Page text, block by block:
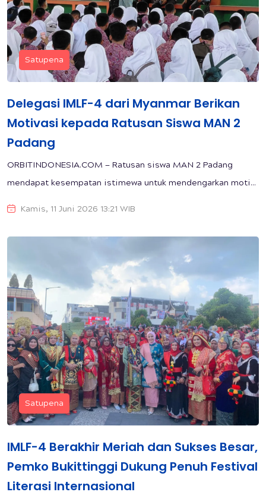
Satupena
Delegasi IMLF-4 dari Myanmar Berikan
Motivasi kepada Ratusan Siswa MAN 2
Padang
ORBITINDONESIA.COM — Ratusan siswa MAN 2 Padang
mendapat kesempatan istimewa untuk mendengarkan moti...
Kamis, 11 Juni 2026 13:21 WIB
Satupena
IMLF-4 Berakhir Meriah dan Sukses Besar,
Pemko Bukittinggi Dukung Penuh Festival
Literasi Internasional